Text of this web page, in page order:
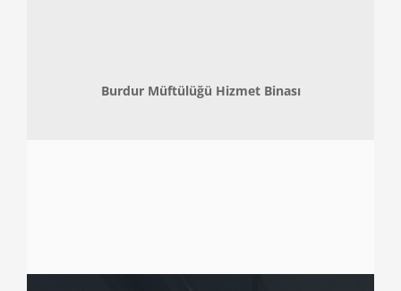
Burdur Müftülüğü Hizmet Binası